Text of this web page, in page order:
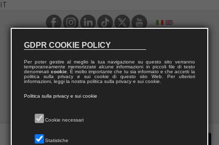
IT
GDPR COOKIE POLICY
Per poter gestire al meglio la tua navigazione su questo sito verranno
temporaneamente memorizzate alcune informazioni in piccoli file di testo
denominati cookie. È molto importante che tu sia informato e che accetti la
politica sulla privacy e sui cookie di questo sito Web. Per ulteriori
informazioni, leggi la nostra politica sulla privacy e sui cookie.
Politica sulla privacy e sui cookie
Cookie necessari
Statistiche